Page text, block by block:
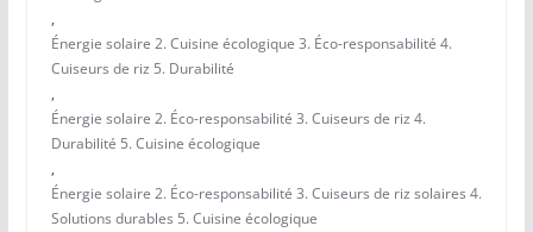
,
Énergie solaire 2. Cuisine écologique 3. Éco-responsabilité 4.
Cuiseurs de riz 5. Durabilité
,
Énergie solaire 2. Éco-responsabilité 3. Cuiseurs de riz 4.
Durabilité 5. Cuisine écologique
,
Énergie solaire 2. Éco-responsabilité 3. Cuiseurs de riz solaires 4.
Solutions durables 5. Cuisine écologique